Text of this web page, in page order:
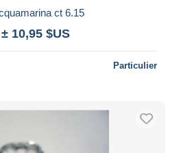
ct 6.15
± 10,95 $US
Particulier